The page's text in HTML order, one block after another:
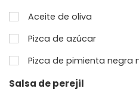
Aceite de oliva
Pizca de azúcar
Pizca de pimienta negra
Salsa de perejil